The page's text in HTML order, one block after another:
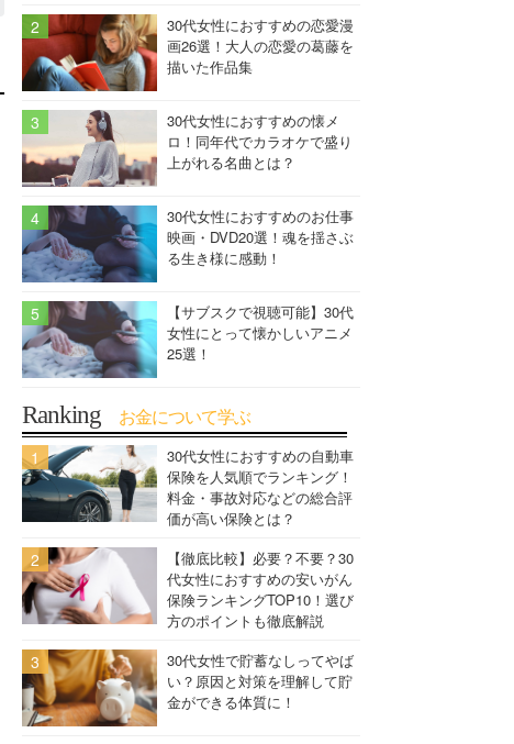
30代女性におすすめの恋愛漫
画26選！大人の恋愛の葛藤を
描いた作品集
30代女性におすすめの懐メ
ロ！同年代でカラオケで盛り
上がれる名曲とは？
30代女性におすすめのお仕事
映画・DVD20選！魂を揺さぶ
る生き様に感動！
【サブスクで視聴可能】30代
女性にとって懐かしいアニメ
25選！
Ranking お金について学ぶ
30代女性におすすめの自動車
保険を人気順でランキング！
料金・事故対応などの総合評
価が高い保険とは？
【徹底比較】必要？不要？30
代女性におすすめの安いがん
保険ランキングTOP10！選び
方のポイントも徹底解説
30代女性で貯蓄なしってやば
い？原因と対策を理解して貯
金ができる体質に！